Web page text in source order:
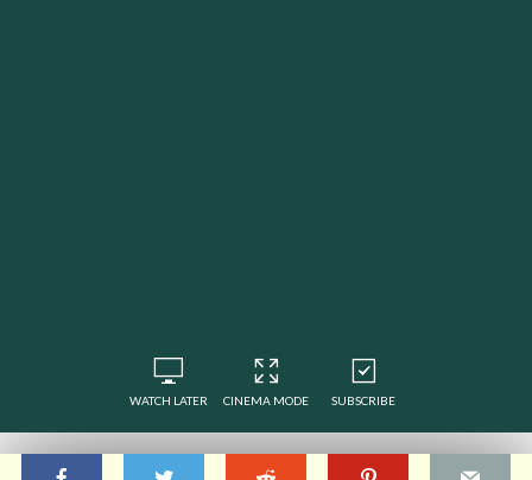
WATCH LATER CINEMA MODE SUBSCRIBE